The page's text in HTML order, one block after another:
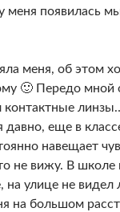
меня появилась
меня, об этом
🙂 Передо мной
контактные
давно, еще в
навещает
не вижу. В школе
на улице не
на большом